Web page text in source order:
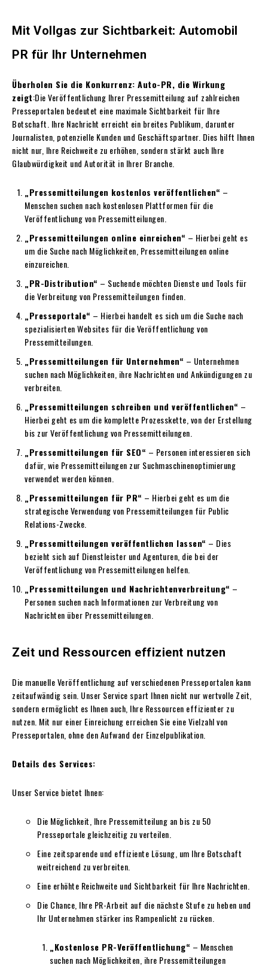
Mit Vollgas zur Sichtbarkeit: Automobil
PR für Ihr Unternehmen
Überholen Sie die Konkurrenz: Auto-PR, die Wirkung
zeigt:Die Veröffentlichung Ihrer Pressemitteilung auf zahlreichen
Presseportalen bedeutet eine maximale Sichtbarkeit für Ihre
Botschaft. Ihre Nachricht erreicht ein breites Publikum, darunter
Journalisten, potenzielle Kunden und Geschäftspartner. Dies hilft Ihnen
nicht nur, Ihre Reichweite zu erhöhen, sondern stärkt auch Ihre
Glaubwürdigkeit und Autorität in Ihrer Branche.
„Pressemitteilungen kostenlos veröffentlichen“ –
Menschen suchen nach kostenlosen Plattformen für die
Veröffentlichung von Pressemitteilungen.
„Pressemitteilungen online einreichen“ – Hierbei geht es
um die Suche nach Möglichkeiten, Pressemitteilungen online
einzureichen.
„PR-Distribution“ – Suchende möchten Dienste und Tools für
die Verbreitung von Pressemitteilungen finden.
„Presseportale“ – Hierbei handelt es sich um die Suche nach
spezialisierten Websites für die Veröffentlichung von
Pressemitteilungen.
„Pressemitteilungen für Unternehmen“ – Unternehmen
suchen nach Möglichkeiten, ihre Nachrichten und Ankündigungen zu
verbreiten.
„Pressemitteilungen schreiben und veröffentlichen“ –
Hierbei geht es um die komplette Prozesskette, von der Erstellung
bis zur Veröffentlichung von Pressemitteilungen.
„Pressemitteilungen für SEO“ – Personen interessieren sich
dafür, wie Pressemitteilungen zur Suchmaschinenoptimierung
verwendet werden können.
„Pressemitteilungen für PR“ – Hierbei geht es um die
strategische Verwendung von Pressemitteilungen für Public
Relations-Zwecke.
„Pressemitteilungen veröffentlichen lassen“ – Dies
bezieht sich auf Dienstleister und Agenturen, die bei der
Veröffentlichung von Pressemitteilungen helfen.
„Pressemitteilungen und Nachrichtenverbreitung“ –
Personen suchen nach Informationen zur Verbreitung von
Nachrichten über Pressemitteilungen.
Zeit und Ressourcen effizient nutzen
Die manuelle Veröffentlichung auf verschiedenen Presseportalen kann
zeitaufwändig sein. Unser Service spart Ihnen nicht nur wertvolle Zeit,
sondern ermöglicht es Ihnen auch, Ihre Ressourcen effizienter zu
nutzen. Mit nur einer Einreichung erreichen Sie eine Vielzahl von
Presseportalen, ohne den Aufwand der Einzelpublikation.
Details des Services:
Unser Service bietet Ihnen:
Die Möglichkeit, Ihre Pressemitteilung an bis zu 50
Presseportale gleichzeitig zu verteilen.
Eine zeitsparende und effiziente Lösung, um Ihre Botschaft
weitreichend zu verbreiten.
Eine erhöhte Reichweite und Sichtbarkeit für Ihre Nachrichten.
Die Chance, Ihre PR-Arbeit auf die nächste Stufe zu heben und
Ihr Unternehmen stärker ins Rampenlicht zu rücken.
„Kostenlose PR-Veröffentlichung“ – Menschen
suchen nach Möglichkeiten, ihre Pressemitteilungen